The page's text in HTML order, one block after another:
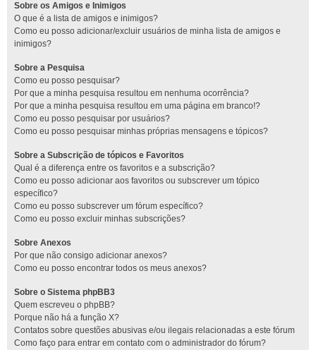
Sobre os Amigos e Inimigos
O que é a lista de amigos e inimigos?
Como eu posso adicionar/excluir usuários de minha lista de amigos e
inimigos?
Sobre a Pesquisa
Como eu posso pesquisar?
Por que a minha pesquisa resultou em nenhuma ocorrência?
Por que a minha pesquisa resultou em uma página em branco!?
Como eu posso pesquisar por usuários?
Como eu posso pesquisar minhas próprias mensagens e tópicos?
Sobre a Subscrição de tópicos e Favoritos
Qual é a diferença entre os favoritos e a subscrição?
Como eu posso adicionar aos favoritos ou subscrever um tópico
específico?
Como eu posso subscrever um fórum específico?
Como eu posso excluir minhas subscrições?
Sobre Anexos
Por que não consigo adicionar anexos?
Como eu posso encontrar todos os meus anexos?
Sobre o Sistema phpBB3
Quem escreveu o phpBB?
Porque não há a função X?
Contatos sobre questões abusivas e/ou ilegais relacionadas a este fórum
Como faço para entrar em contato com o administrador do fórum?